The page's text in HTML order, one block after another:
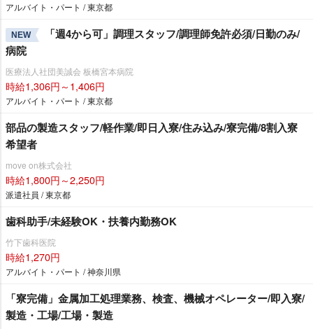
アルバイト・パート / 東京都
NEW
「週4から可」調理スタッフ/調理師免許必須/日勤のみ/
病院
医療法人社団美誠会 板橋宮本病院
時給1,306円～1,406円
アルバイト・パート / 東京都
部品の製造スタッフ/軽作業/即日入寮/住み込み/寮完備/8割入寮
希望者
move on株式会社
時給1,800円～2,250円
派遣社員 / 東京都
歯科助手/未経験OK・扶養内勤務OK
竹下歯科医院
時給1,270円
アルバイト・パート / 神奈川県
「寮完備」金属加工処理業務、検査、機械オペレーター/即入寮/
製造・工場/工場・製造